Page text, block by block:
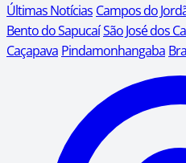
Últimas Notícias Campos do
Bento do SapucaíSão José dos
Caçapava Pindamonhangaba